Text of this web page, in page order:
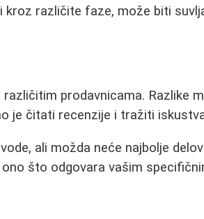
različite faze, može biti
prodavnicama. Razlike
je čitati recenzije i tražiti
ali možda neće najbolje
što odgovara vašim